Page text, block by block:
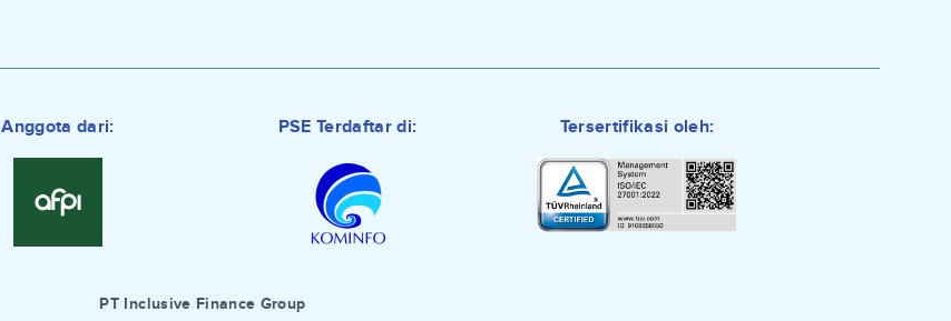
Anggota dari: PSE Terdaftar di: Tersertifikasi oleh:
PT Inclusive Finance Group